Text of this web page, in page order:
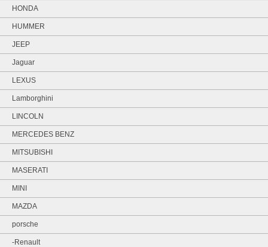
HONDA
HUMMER
JEEP
Jaguar
LEXUS
Lamborghini
LINCOLN
MERCEDES BENZ
MITSUBISHI
MASERATI
MINI
MAZDA
porsche
-Renault